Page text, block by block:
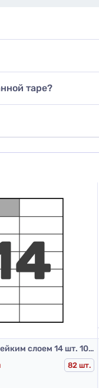
таре?
Этикетка с клейким слоем 14 шт. 105х42 мм (А4)
82 шт.